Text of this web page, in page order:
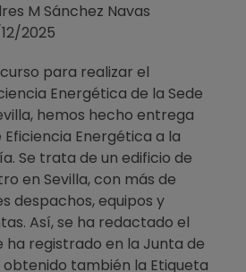
M Sánchez Navas
2025
para realizar el
Energética de la Sede
hemos hecho entrega
Energética a la
Se trata de un edificio de
en Sevilla, con más de
despachos, equipos y
Así, se ha redactado el
ha registrado en la Junta de
también la Etiqueta